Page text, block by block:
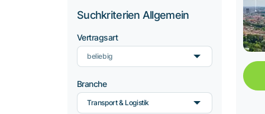
Suchkriterien Allgemein
Vertragsart
beliebig
Branche
Transport & Logistik